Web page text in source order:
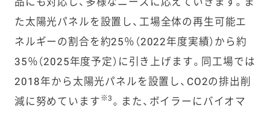
た太陽光パネルを設置し、工場全体の再生可能エ
ネルギーの割合を約25％（2022年度実績）から約
35％（2025年度予定）に引き上げます。同工場では
2018年から太陽光パネルを設置し、CO2の排出削
減に努めています ※3 。また、ボイラーにバイオマ